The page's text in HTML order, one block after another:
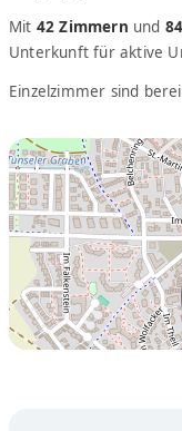
Mit 42 Zimmern und
Unterkunft für aktive
Einzelzimmer sind